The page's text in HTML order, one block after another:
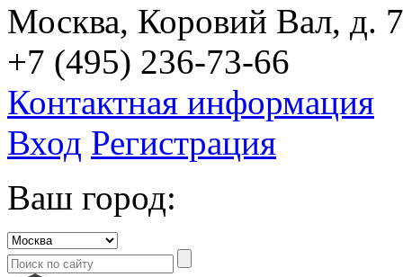
Москва, Коровий Вал, д.
+7 (495) 236-73-66
Контактная информация
Вход Регистрация
Ваш город: